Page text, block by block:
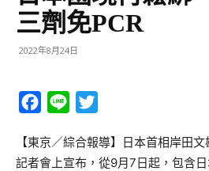
三劑免PCR
2022年8月24日
Facebook
Line
【東京／綜合報導】日本首相岸田
記者會上宣布，從9月7日起，包含